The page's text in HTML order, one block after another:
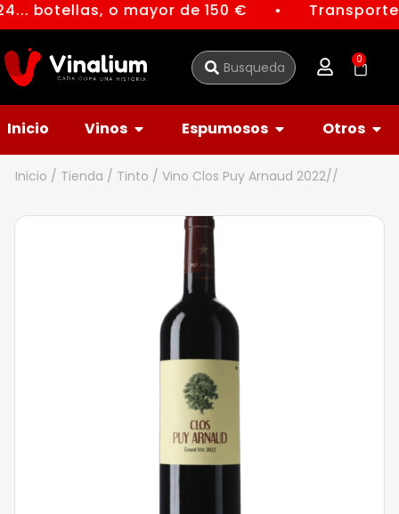
botellas, o mayor de 150 € ●
0
Inicio Vinos Espumosos Otros
Inicio / Tienda / Tinto / Vino Clos Puy Arnaud 2022//